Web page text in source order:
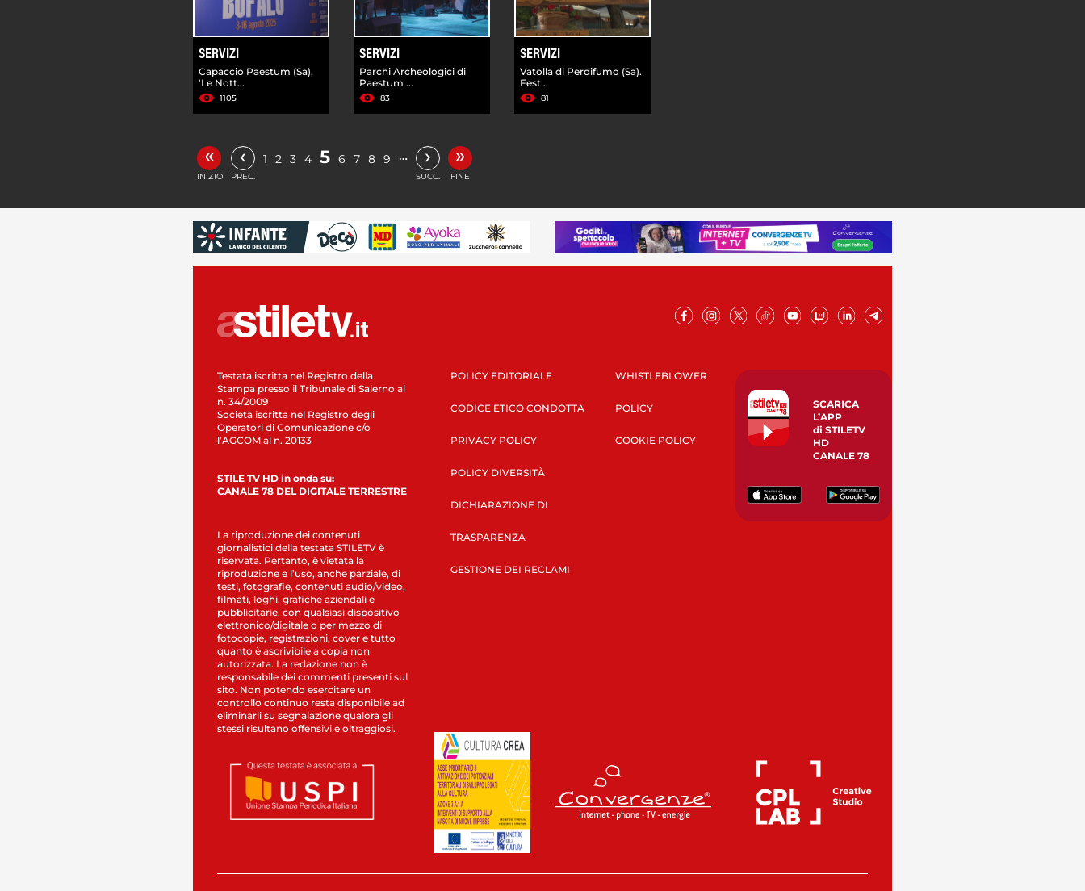
SERVIZI
Capaccio Paestum (Sa),
'Le Nott...
1105
SERVIZI
Parchi Archeologici di
Paestum ...
83
SERVIZI
Vatolla di Perdifumo (Sa).
Fest...
81
«
INIZIO
‹
PREC.
1 2 3 4 5 6 7 8 9 … ›
SUCC.
»
FINE
Testata iscritta nel Registro della
Stampa presso il Tribunale di Salerno al
n. 34/2009
Società iscritta nel Registro degli
Operatori di Comunicazione c/o
l’AGCOM al n. 20133
STILE TV HD in onda su:
CANALE 78 DEL DIGITALE TERRESTRE
La riproduzione dei contenuti
giornalistici della testata STILETV è
riservata. Pertanto, è vietata la
riproduzione e l’uso, anche parziale, di
testi, fotografie, contenuti audio/video,
filmati, loghi, grafiche aziendali e
pubblicitarie, con qualsiasi dispositivo
elettronico/digitale o per mezzo di
fotocopie, registrazioni, cover e tutto
quanto è ascrivibile a copia non
autorizzata. La redazione non è
responsabile dei commenti presenti sul
sito. Non potendo esercitare un
controllo continuo resta disponibile ad
eliminarli su segnalazione qualora gli
stessi risultano offensivi e oltraggiosi.
POLICY EDITORIALE
CODICE ETICO CONDOTTA
PRIVACY POLICY
POLICY DIVERSITÀ
DICHIARAZIONE DI
TRASPARENZA
GESTIONE DEI RECLAMI
WHISTLEBLOWER
POLICY
COOKIE POLICY
SCARICA
L’APP
di STILETV
HD
CANALE 78